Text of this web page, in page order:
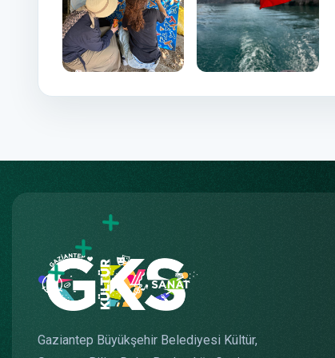
Gaziantep Büyükşehir Belediyesi Kültür,